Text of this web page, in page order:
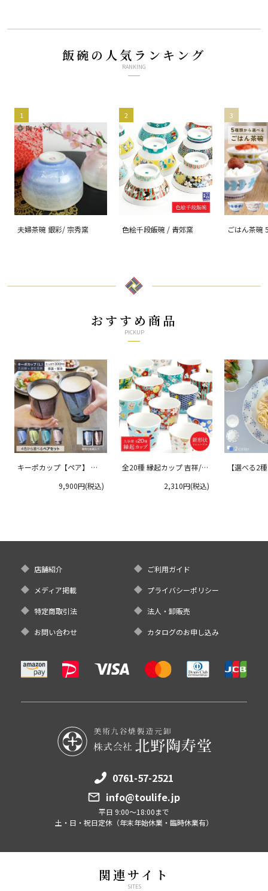
飯碗の人気ランキング
RANKING
1
夫婦茶碗 銀彩/ 宗秀窯
2
色絵千段飯碗 / 青郊窯
3
ごはん茶碗
おすすめ商品
PICKUP
キーポカップ【ペア】 ラ
9,900円(税込)
全20種 縁起カップ 吉祥/青
2,310円(税込)
【選べる2
店舗紹介 ご利用ガイド
メディア掲載 プライバシーポリシー
特定商取引法 法人・卸販売
お問い合わせ カタログのお申し込み
0761-57-2521
info@toulife.jp
平日 9:00～18:00まで
土・日・祝日定休（年末年始休業・臨時休業有）
関連サイト
SITES